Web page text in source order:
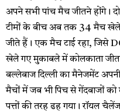
अपने सभी पांच मैच जीतने होंगे।
टीमों के बीच अब तक 34 मैच
जीते हैं। एक मैच टाई रहा, जिसे
खेले गए मुकाबले में कोलकाता जीता
बल्लेबाज दिल्ली का मैनेजमेंट
मैचों में जब भी पिच से गेंदबाजों को
पत्तों की तरह ढह गया। रॉयल